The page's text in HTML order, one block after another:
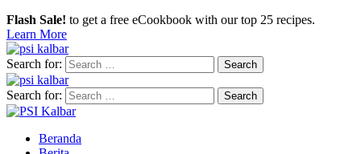
Flash Sale! to get a free eCookbook with our top 25 recipes.
Learn More
Search for:
Search for:
Beranda